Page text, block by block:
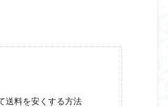
送料を安くする方法